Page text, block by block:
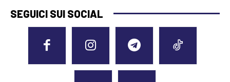
SEGUICI SUI SOCIAL